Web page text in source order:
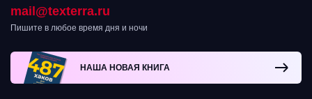
mail@texterra.ru
Пишите в любое время дня и ночи
НАША НОВАЯ КНИГА